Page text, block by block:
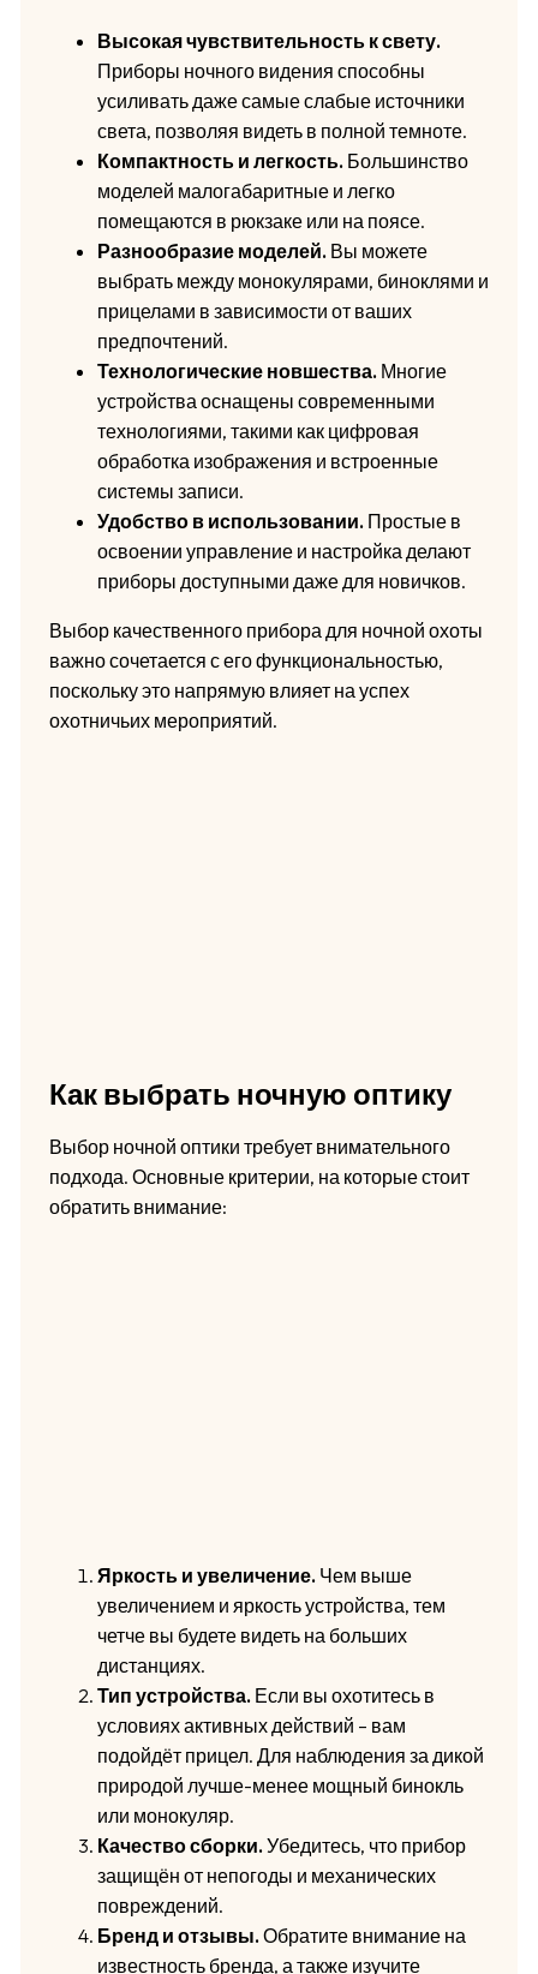
Высокая чувствительность к свету.
Приборы ночного видения способны
усиливать даже самые слабые источники
света, позволяя видеть в полной темноте.
Компактность и легкость.Большинство
моделей малогабаритные и легко
помещаются в рюкзаке или на поясе.
Разнообразие моделей.Вы можете
выбрать между монокулярами, биноклями и
прицелами в зависимости от ваших
предпочтений.
Технологические новшества.Многие
устройства оснащены современными
технологиями, такими как цифровая
обработка изображения и встроенные
системы записи.
Удобство в использовании.Простые в
освоении управление и настройка делают
приборы доступными даже для новичков.
Выбор качественного прибора для ночной охоты
важно сочетается с его функциональностью,
поскольку это напрямую влияет на успех
охотничьих мероприятий.
Как выбрать ночную оптику
Выбор ночной оптики требует внимательного
подхода. Основные критерии, на которые стоит
обратить внимание:
Яркость и увеличение.Чем выше
увеличением и яркость устройства, тем
четче вы будете видеть на больших
дистанциях.
Тип устройства.Если вы охотитесь в
условиях активных действий – вам
подойдёт прицел. Для наблюдения за дикой
природой лучше-менее мощный бинокль
или монокуляр.
Качество сборки.Убедитесь, что прибор
защищён от непогоды и механических
повреждений.
Бренд и отзывы.Обратите внимание на
известность бренда, а также изучите